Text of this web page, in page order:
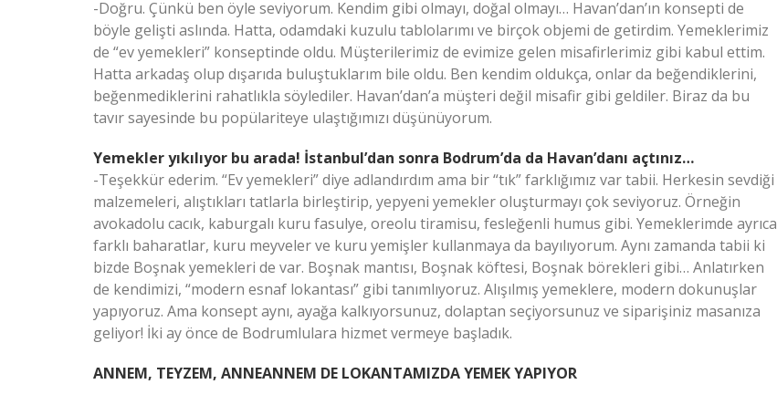
-Doğru. Çünkü ben öyle seviyorum. Kendim gibi olmayı, doğal olmayı… Havan’dan’ın konsepti de
böyle gelişti aslında. Hatta, odamdaki kuzulu tablolarımı ve birçok objemi de getirdim. Yemeklerimiz
de “ev yemekleri” konseptinde oldu. Müşterilerimiz de evimize gelen misafirlerimiz gibi kabul ettim.
Hatta arkadaş olup dışarıda buluştuklarım bile oldu. Ben kendim oldukça, onlar da beğendiklerini,
beğenmediklerini rahatlıkla söylediler. Havan’dan’a müşteri değil misafir gibi geldiler. Biraz da bu
tavır sayesinde bu popülariteye ulaştığımızı düşünüyorum.
Yemekler yıkılıyor bu arada! İstanbul’dan sonra Bodrum’da da Havan’danı açtınız…
-Teşekkür ederim. “Ev yemekleri” diye adlandırdım ama bir “tık” farklığımız var tabii. Herkesin sevdiği
malzemeleri, alıştıkları tatlarla birleştirip, yepyeni yemekler oluşturmayı çok seviyoruz. Örneğin
avokadolu cacık, kaburgalı kuru fasulye, oreolu tiramisu, fesleğenli humus gibi. Yemeklerimde ayrıca
farklı baharatlar, kuru meyveler ve kuru yemişler kullanmaya da bayılıyorum. Aynı zamanda tabii ki
bizde Boşnak yemekleri de var. Boşnak mantısı, Boşnak köftesi, Boşnak börekleri gibi… Anlatırken
de kendimizi, “modern esnaf lokantası” gibi tanımlıyoruz. Alışılmış yemeklere, modern dokunuşlar
yapıyoruz. Ama konsept aynı, ayağa kalkıyorsunuz, dolaptan seçiyorsunuz ve siparişiniz masanıza
geliyor! İki ay önce de Bodrumlulara hizmet vermeye başladık.
ANNEM, TEYZEM, ANNEANNEM DE LOKANTAMIZDA YEMEK YAPIYOR